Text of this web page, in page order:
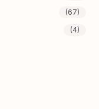
(67)
(4)